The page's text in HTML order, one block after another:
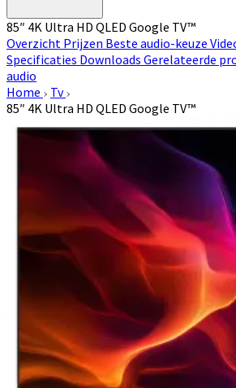
85″ 4K Ultra HD QLED Google TV™
Overzicht Prijzen Beste audio-keuze
Specificaties Downloads Gerelateerde
audio
Home
Tv
85″ 4K Ultra HD QLED Google TV™